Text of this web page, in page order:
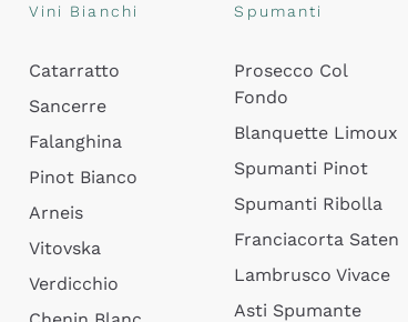
Vini Bianchi
Catarratto
Sancerre
Falanghina
Pinot Bianco
Arneis
Vitovska
Verdicchio
Spumanti
Prosecco Col
Fondo
Blanquette Limoux
Spumanti Pinot
Spumanti Ribolla
Franciacorta Saten
Lambrusco Vivace
Asti Spumante